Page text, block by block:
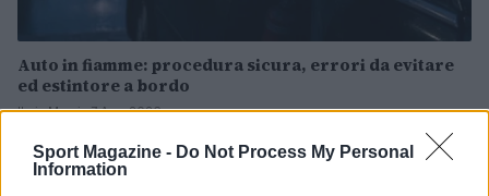
Sport Magazine - Do Not Process My Personal
Information
Auto in fiamme: procedura sicura, errori da evitare
ed estintore a bordo
Ilaria Mauri · 7 Ago 2026
MOTORI